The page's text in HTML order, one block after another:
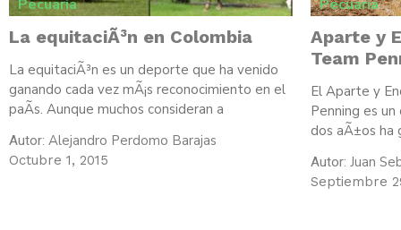
Pecuaria
La equitaciÃ³n en Colombia
La equitaciÃ³n es un deporte que ha venido
ganando cada vez mÃ¡s reconocimiento en el
paÃ­s. Aunque muchos consideran a
Autor: Alejandro Perdomo Barajas
Octubre 1, 2015
Pecuaria
Aparte y
Team
El Aparte y
Penning es
dos aÃ±os ha
Autor: Juan
Septiembre